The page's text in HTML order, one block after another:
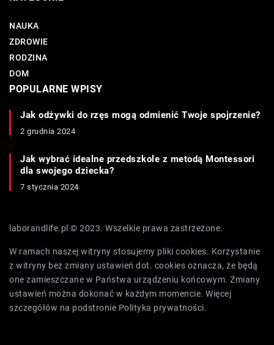
NAUKA
ZDROWIE
RODZINA
DOM
POPULARNE WPISY
Jak odżywki do rzęs mogą odmienić Twoje spojrzenie?
2 grudnia 2024
Jak wybrać idealne przedszkole z metodą Montessori
dla swojego dziecka?
7 stycznia 2024
laborandlife.pl © 2023. Wszelkie prawa zastrzeżone.
W ramach naszej witryny stosujemy pliki cookies. Korzystanie
z witryny bez zmiany ustawień dot. cookies oznacza, że będą
one zamieszczane w Państwa urządzeniu końcowym. Zmiany
ustawień można dokonać w każdym momencie. Więcej
szczegółów na podstronie Polityka prywatności.